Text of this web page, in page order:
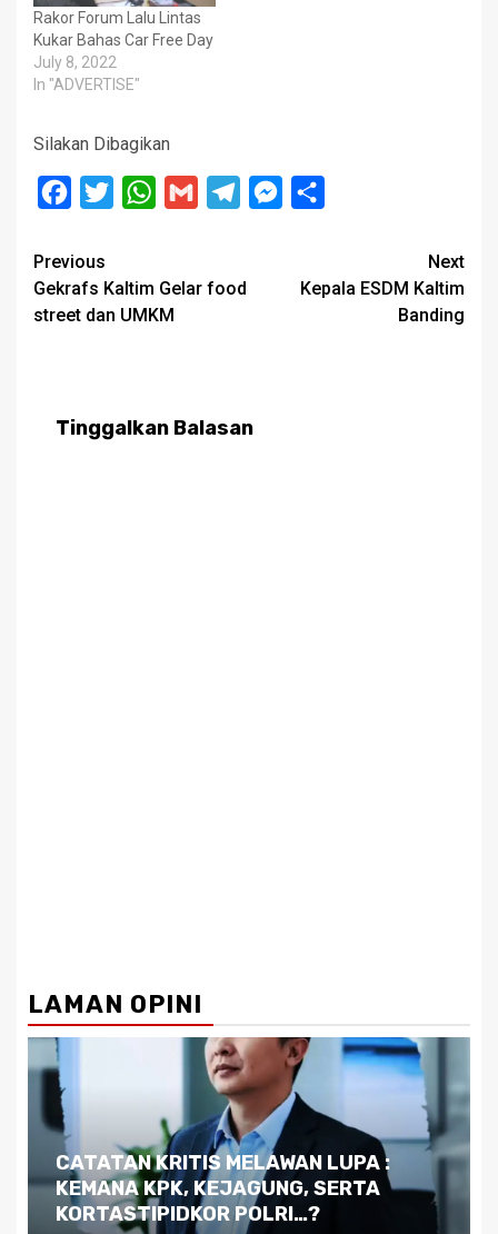
Rakor Forum Lalu Lintas
Kukar Bahas Car Free Day
July 8, 2022
In "ADVERTISE"
Silakan Dibagikan
Facebook
Twitter WhatsApp
Gmail TelegramMessenger
Post
navigation
Previous
Gekrafs Kaltim Gelar food
street dan UMKM
Next
Kepala ESDM Kaltim
Banding
Tinggalkan Balasan
LAMAN OPINI
Dilema Kaltim di Tengah Krisis:
Kutukan Sumber Daya Alam dan
Pemimpin yang Tak Kreatif